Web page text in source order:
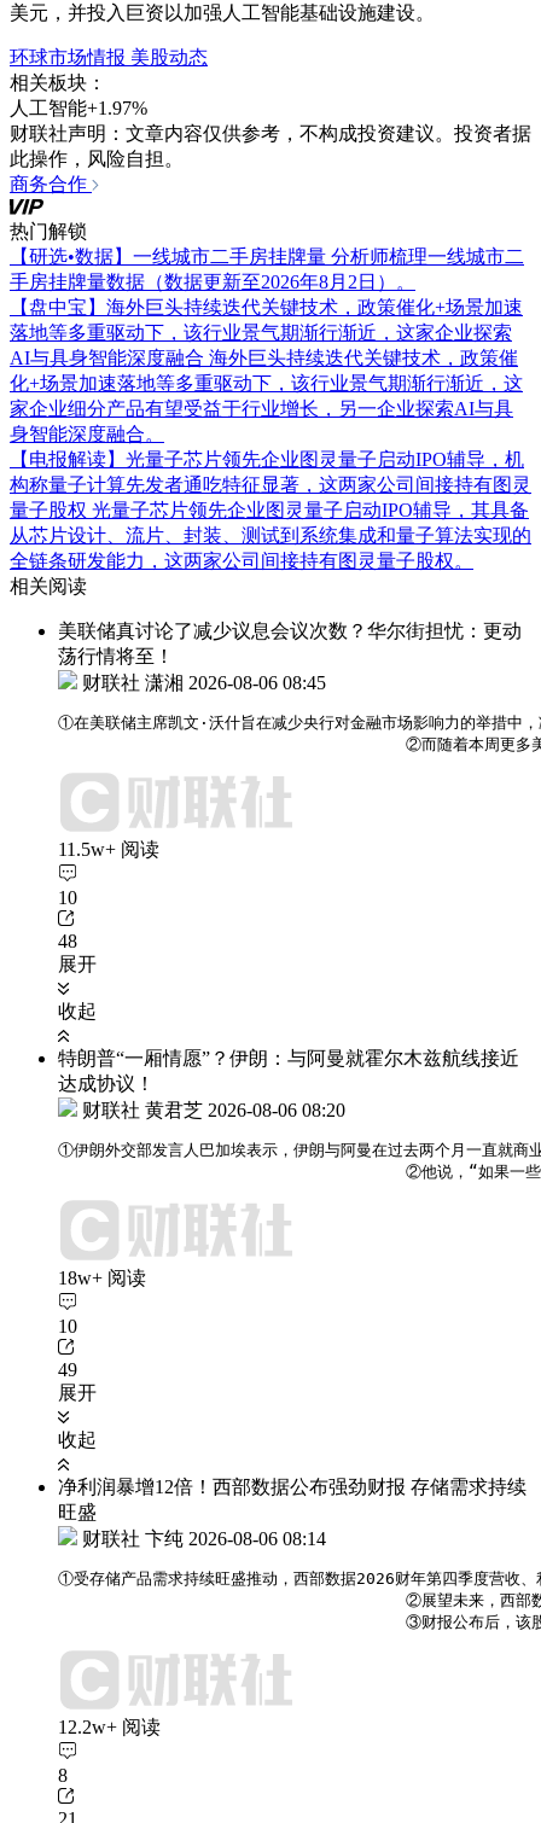
美元，并投入巨资以加强人工智能基础设施建设。
环球市场情报 美股动态
相关板块：
人工智能+1.97%
财联社声明：文章内容仅供参考，不构成投资建议。投资者据
此操作，风险自担。
商务合作
热门解锁
【研选•数据】一线城市二手房挂牌量 分析师梳理一线城市二
手房挂牌量数据（数据更新至2026年8月2日）。
【盘中宝】海外巨头持续迭代关键技术，政策催化+场景加速
落地等多重驱动下，该行业景气期渐行渐近，这家企业探索
AI与具身智能深度融合 海外巨头持续迭代关键技术，政策催
化+场景加速落地等多重驱动下，该行业景气期渐行渐近，这
家企业细分产品有望受益于行业增长，另一企业探索AI与具
身智能深度融合。
【电报解读】光量子芯片领先企业图灵量子启动IPO辅导，机
构称量子计算先发者通吃特征显著，这两家公司间接持有图灵
量子股权 光量子芯片领先企业图灵量子启动IPO辅导，其具备
从芯片设计、流片、封装、测试到系统集成和量子算法实现的
全链条研发能力，这两家公司间接持有图灵量子股权。
相关阅读
美联储真讨论了减少议息会议次数？华尔街担忧：更动
荡行情将至！
财联社 潇湘 2026-08-06 08:45
①在美联储主席凯文·沃什旨在减少央行对金融市场影响力的举措中
②而随着本周更多美联
11.5w+ 阅读
10
48
展开
收起
特朗普“一厢情愿”？伊朗：与阿曼就霍尔木兹航线接近
达成协议！
财联社 黄君芝 2026-08-06 08:20
①伊朗外交部发言人巴加埃表示，伊朗与阿曼在过去两个月一直就商
②他说，“如果一些第三
18w+ 阅读
10
49
展开
收起
净利润暴增12倍！西部数据公布强劲财报 存储需求持续
旺盛
财联社 卞纯 2026-08-06 08:14
①受存储产品需求持续旺盛推动，西部数据2026财年第四季度营收
②展望未来，西部数
③财报公布后，该股
12.2w+ 阅读
8
21